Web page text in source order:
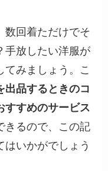
数回着ただけでそ
手放したい洋服が
てみましょう。こ
出品するときのコ
すすめのサービス
きるので、この記
はいかがでしょう